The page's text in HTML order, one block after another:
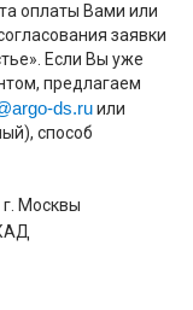
оплаты Вами или
заявки
Если Вы уже
предлагаем
ds.ruили
способ
Москвы